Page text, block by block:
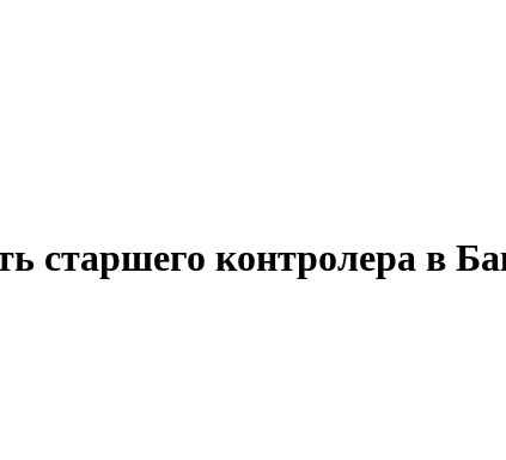
старшего контролера в